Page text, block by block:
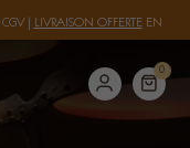
CGV| LIVRAISON OFFERTEEN
0